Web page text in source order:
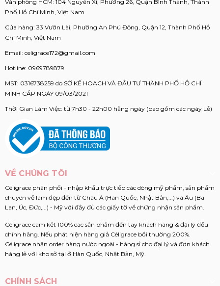
Văn phòng HCM: 104 Nguyễn Xí, Phường 26, Quận Bình Thạnh, Thành
Phố Hồ Chí Minh, Việt Nam
Cửa hàng: 33 Vườn Lài, Phường An Phú Đông, Quận 12, Thành Phố Hồ
Chí Minh, Việt Nam
Email: celigrace172@gmail.com
Hotline: 0969789879
MST: 0316738259 do SỞ KẾ HOẠCH VÀ ĐẦU TƯ THÀNH PHỐ HỒ CHÍ
MINH CẤP NGÀY 09/03/2021
Thời Gian Làm Việc: từ 7h30 - 22h00 hằng ngày (bao gồm các ngày Lễ)
VỀ CHÚNG TÔI
Céligrace phân phối - nhập khẩu trực tiếp các dòng mỹ phẩm, sản phẩm
chuyên về làm đẹp đến từ Châu Á (Hàn Quốc, Nhật Bản,...) và Âu (Ba
Lan, Úc, Đức,...) - Mỹ với đầy đủ các giấy tờ về chứng nhận sản phẩm.
Céligrace cam kết 100% các sản phẩm đến tay khách hàng & đại lý đều
chính hãng. Nếu phát hiện hàng giả Céligrace bồi thường 200%.
Céligrace nhận order hàng nước ngoài - hàng sỉ cho đại lý và đơn khách
hàng lẻ với kho sở tại ở Hàn Quốc, Nhật Bản, Mỹ.
CHÍNH SÁCH